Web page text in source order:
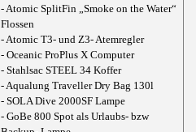
- Atomic SplitFin „Smoke on the Water“
Flossen
- Atomic T3- und Z3- Atemregler
- Oceanic ProPlus X Computer
- Stahlsac STEEL 34 Koffer
- Aqualung Traveller Dry Bag 130l
- SOLA Dive 2000SF Lampe
- GoBe 800 Spot als Urlaubs- bzw